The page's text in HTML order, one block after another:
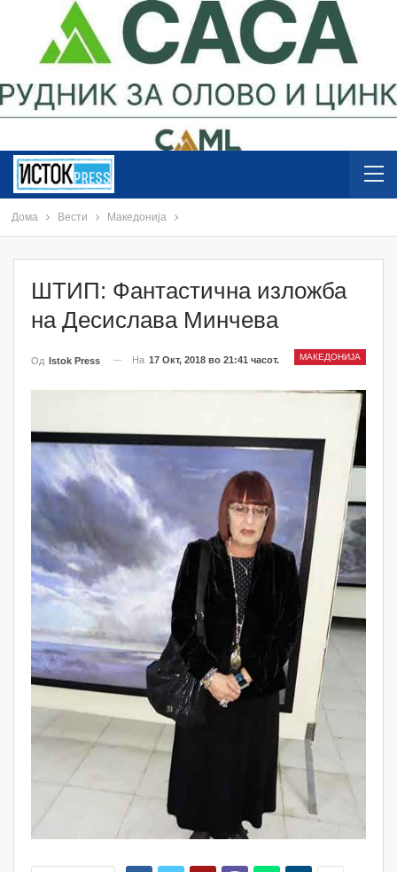
Дома Вести Македонија
ШТИП: Фантастична изложба
на Десислава Минчева
МАКЕДОНИЈА
Од Istok Press На 17 Окт, 2018 во 21:41 часот.